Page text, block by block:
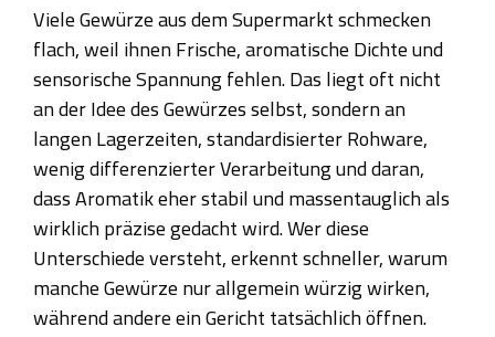
Viele Gewürze aus dem Supermarkt schmecken
flach, weil ihnen Frische, aromatische Dichte und
sensorische Spannung fehlen. Das liegt oft nicht
an der Idee des Gewürzes selbst, sondern an
langen Lagerzeiten, standardisierter Rohware,
wenig differenzierter Verarbeitung und daran,
dass Aromatik eher stabil und massentauglich als
wirklich präzise gedacht wird. Wer diese
Unterschiede versteht, erkennt schneller, warum
manche Gewürze nur allgemein würzig wirken,
während andere ein Gericht tatsächlich öffnen.